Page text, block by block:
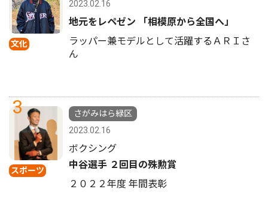
文化
2023.02.16
地元をレペゼン 「相模原から全国へ」
ラッパー兼モデルとして活躍するＡＲＩさ
ん
3
スポーツ
さがみはら緑区
2023.02.16
ボクシング
中谷選手 ２回目の殊勲賞
２０２２年度 年間表彰